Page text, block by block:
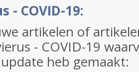
- COVID-19:
artikelen of
- COVID-19
heb gemaakt: